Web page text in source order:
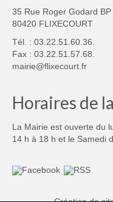
35 Rue Roger Godard
80420 FLIXECOURT
Tél. : 03.22.51.60.36.
Fax : 03.22.51.57.68.
mairie@flixecourt.fr
Horaires de
La Mairie est ouverte du
14 h à 18 h et le Samedi